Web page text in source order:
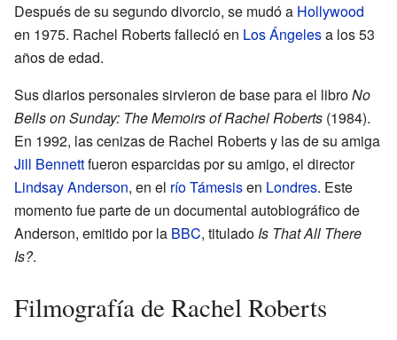
Después de su segundo divorcio, se mudó a Hollywood
en 1975. Rachel Roberts falleció en Los Ángelesa los 53
años de edad.
Sus diarios personales sirvieron de base para el libroNo
Bells on Sunday: The Memoirs of Rachel Roberts (1984).
En 1992, las cenizas de Rachel Roberts y las de su amiga
Jill Bennettfueron esparcidas por su amigo, el director
Lindsay Anderson, en el río Támesisen Londres. Este
momento fue parte de un documental autobiográfico de
Anderson, emitido por la BBC, titulado Is That All There
Is?.
Filmografía de Rachel Roberts